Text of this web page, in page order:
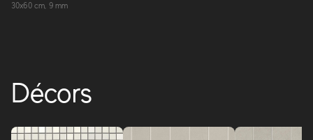
30x60 cm, 9 mm
Décors